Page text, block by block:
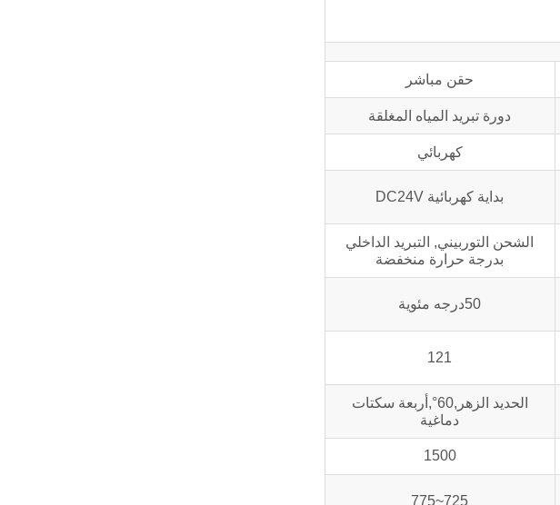
حقن مباشر
دورة تبريد المياه المغلقة
كهربائي
بداية كهربائية DC24V
الشحن التوربيني, التبريد الداخلي
بدرجة حرارة منخفضة
50درجه مئوية
121
الحديد الزهر,60°,أربعة سكتات
دماغية
1500
725~775